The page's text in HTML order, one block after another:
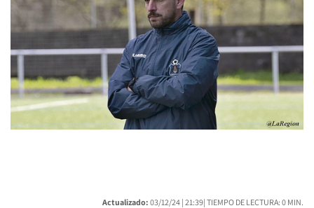
Actualizado: 03/12/24 | 21:39| TIEMPO DE LECTURA: 0 MIN.